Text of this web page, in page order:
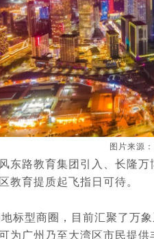
图片来源
东路教育集团引入、长隆
教育提质起飞指日可待。
地标型商圈 ，目前汇聚了万
为广州乃至大湾区市民提